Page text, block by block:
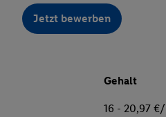
Jetzt bewerben
Gehalt
16 - 20,97